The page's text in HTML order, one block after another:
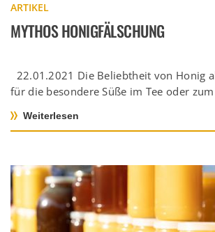
ARTIKEL
MYTHOS HONIGFÄLSCHUNG
22.01.2021 Die Beliebtheit von Honig
für die besondere Süße im Tee oder
Weiterlesen